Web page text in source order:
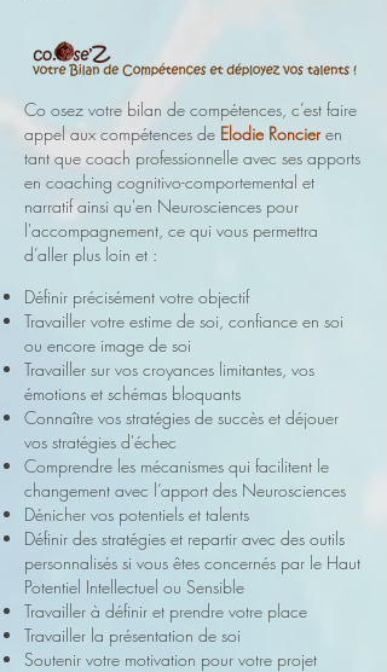
Co osez votre bilan de compétences, c’est faire
appel aux compétences de Elodie Roncieren
tant que coach professionnelle avec ses apports
en coaching cognitivo-comportemental et
narratif ainsi qu'en Neurosciences pour
l'accompagnement, ce qui vous permettra
d’aller plus loin et :
Définir précisément votre objectif
Travailler votre estime de soi, confiance en soi
ou encore image de soi
Travailler sur vos croyances limitantes, vos
émotions et schémas bloquants
Connaître vos stratégies de succès et déjouer
vos stratégies d'échec
Comprendre les mécanismes qui facilitent le
changement avec l’apport des Neurosciences
Dénicher vos potentiels et talents
Définir des stratégies et repartir avec des outils
personnalisés si vous êtes concernés par le Haut
Potentiel Intellectuel ou Sensible
Travailler à définir et prendre votre place
Travailler la présentation de soi
Soutenir votre motivation pour votre projet